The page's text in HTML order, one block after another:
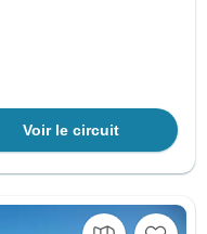
Voir le circuit